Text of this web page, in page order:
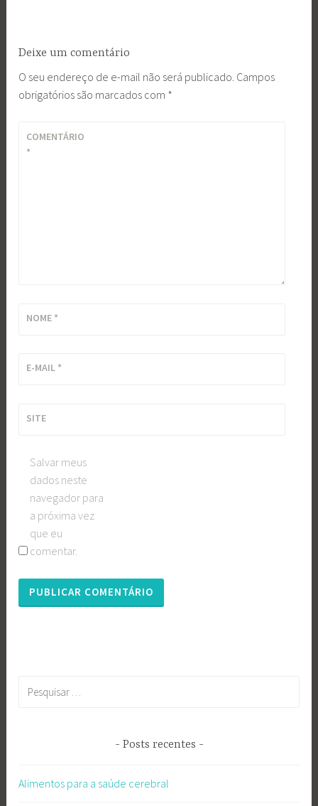
Deixe um comentário
O seu endereço de e-mail não será publicado. Campos
obrigatórios são marcados com *
COMENTÁRIO
*
NOME *
E-MAIL *
SITE
Salvar meus
dados neste
navegador para
a próxima vez
que eu
comentar.
Posts recentes
Alimentos para a saúde cerebral